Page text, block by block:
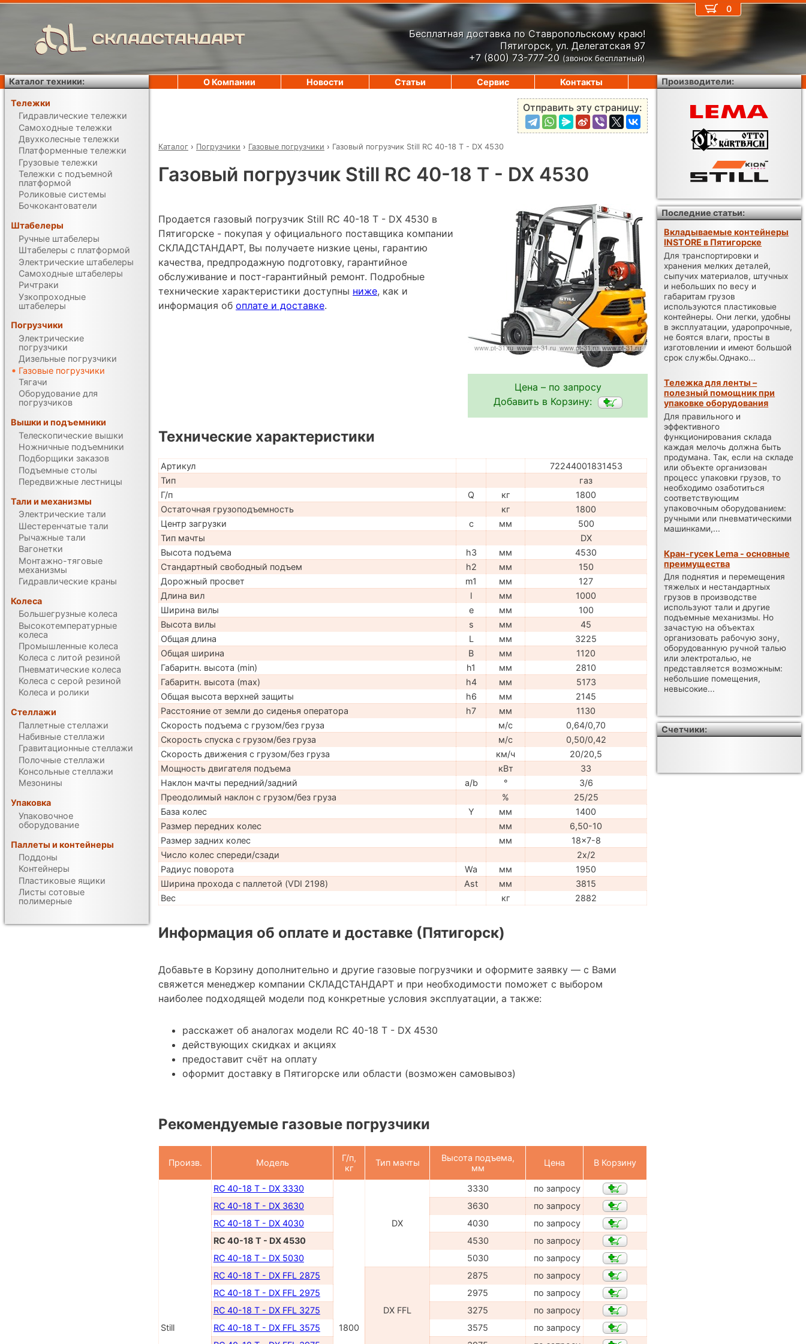
СКЛАДСТАНДАРТ
Бесплатная доставка по Ставропольскому краю!
Пятигорск, ул. Делегатская 97
+7 (800) 73-777-20 (звонок бесплатный)
Отправить эту страницу:
Каталог › Погрузчики › Газовые погрузчики › Газовый погрузчик Still RC 40-18 T - DX 4530
Газовый погрузчик Still RC 40-18 T - DX 4530
Цена – по запросу
Добавить в Корзину:
Продается газовый погрузчик Still RC 40-18 T - DX 4530 в
Пятигорске - покупая у официального поставщика компании
СКЛАДСТАНДАРТ, Вы получаете низкие цены, гарантию
качества, предпродажную подготовку, гарантийное
обслуживание и пост-гарантийный ремонт. Подробные
технические характеристики доступны ниже, как и
информация об оплате и доставке.
Технические характеристики
Артикул
72244001831453
Тип
газ
Г/п
Q кг
1800
Остаточная грузоподъемность
кг
1800
Центр загрузки
c мм
500
Тип мачты
DX
Высота подъема
h3 мм
4530
Стандартный свободный подъем
h2 мм
150
Дорожный просвет
m1 мм
127
Длина вил
l мм
1000
Ширина вилы
e мм
100
Высота вилы
s мм
45
Общая длина
L мм
3225
Общая ширина
B мм
1120
Габаритн. высота (min)
h1 мм
2810
Габаритн. высота (max)
h4 мм
5173
Общая высота верхней защиты
h6 мм
2145
Расстояние от земли до сиденья оператора
h7 мм
1130
Скорость подъема с грузом/без груза
м/с
0,64/0,70
Скорость спуска с грузом/без груза
м/с
0,50/0,42
Скорость движения с грузом/без груза
км/ч
20/20,5
Мощность двигателя подъема
кВт
33
Наклон мачты передний/задний
a/b °
3/6
Преодолимый наклон с грузом/без груза
%
25/25
База колес
Y мм
1400
Размер передних колес
мм
6,50-10
Размер задних колес
мм
18x7-8
Число колес спереди/сзади
2x/2
Радиус поворота
Wa мм
1950
Ширина прохода с паллетой (VDI 2198)
Ast мм
3815
Вес
кг 2882
Информация об оплате и доставке (Пятигорск)
Добавьте в Корзину дополнительно и другие газовые погрузчики и оформите заявку — с Вами
свяжется менеджер компании СКЛАДСТАНДАРТ и при необходимости поможет с выбором
наиболее подходящей модели под конкретные условия эксплуатации, а также:
расскажет об аналогах модели RC 40-18 T - DX 4530
действующих скидках и акциях
предоставит счёт на оплату
оформит доставку в Пятигорске или области (возможен самовывоз)
Рекомендуемые газовые погрузчики
Произв. Модель
Г/п,
кг
Тип мачты
Высота подъема,
мм
Цена В Корзину
Still
RC 40-18 T - DX 3330
1800
DX
3330
по запросу
RC 40-18 T - DX 3630
3630
по запросу
RC 40-18 T - DX 4030
4030
по запросу
RC 40-18 T - DX 4530
4530
по запросу
RC 40-18 T - DX 5030
5030
по запросу
RC 40-18 T - DX FFL 2875
DX FFL
2875
по запросу
RC 40-18 T - DX FFL 2975
2975
по запросу
RC 40-18 T - DX FFL 3275
3275
по запросу
RC 40-18 T - DX FFL 3575
3575
по запросу
0
О Компании Новости Статьи Сервис Контакты
Каталог техники:
Тележки
Гидравлические тележки
Самоходные тележки
Двухколесные тележки
Платформенные тележки
Грузовые тележки
Тележки с подъемной
платформой
Роликовые системы
Бочкокантователи
Штабелеры
Ручные штабелеры
Штабелеры с платформой
Электрические штабелеры
Самоходные штабелеры
Ричтраки
Узкопроходные
штабелеры
Погрузчики
Электрические
погрузчики
Дизельные погрузчики
Газовые погрузчики
Тягачи
Оборудование для
погрузчиков
Вышки и подъемники
Телескопические вышки
Ножничные подъемники
Подборщики заказов
Подъемные столы
Передвижные лестницы
Тали и механизмы
Электрические тали
Шестеренчатые тали
Рычажные тали
Вагонетки
Монтажно-тяговые
механизмы
Гидравлические краны
Колеса
Большегрузные колеса
Высокотемпературные
колеса
Промышленные колеса
Колеса с литой резиной
Пневматические колеса
Колеса с серой резиной
Колеса и ролики
Стеллажи
Паллетные стеллажи
Набивные стеллажи
Гравитационные стеллажи
Полочные стеллажи
Консольные стеллажи
Мезонины
Упаковка
Упаковочное
оборудование
Паллеты и контейнеры
Поддоны
Контейнеры
Пластиковые ящики
Листы сотовые
полимерные
Производители:
Последние статьи:
Вкладываемые контейнеры
INSTORE в Пятигорске
Для транспортировки и
хранения мелких деталей,
сыпучих материалов, штучных
и небольших по весу и
габаритам грузов
используются пластиковые
контейнеры. Они легки, удобны
в эксплуатации, ударопрочные,
не боятся влаги, просты в
изготовлении и имеют большой
срок службы.Однако...
Тележка для ленты –
полезный помощник при
упаковке оборудования
Для правильного и
эффективного
функционирования склада
каждая мелочь должна быть
продумана. Так, если на складе
или объекте организован
процесс упаковки грузов, то
необходимо озаботиться
соответствующим
упаковочным оборудованием:
ручными или пневматическими
машинками,...
Кран-гусек Lema - основные
преимущества
Для поднятия и перемещения
тяжелых и нестандартных
грузов в производстве
используют тали и другие
подъемные механизмы. Но
зачастую на объектах
организовать рабочую зону,
оборудованную ручной талью
или электроталью, не
представляется возможным:
небольшие помещения,
невысокие...
Счетчики: